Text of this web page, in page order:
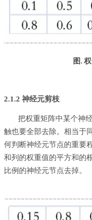
图 .
2.1.2 神经元剪枝
把权重矩阵中某个神
触也要全部去除。相当于
何判断神经元节点的重要
和列的权重值的平方和的
比例的神经元节点去掉。